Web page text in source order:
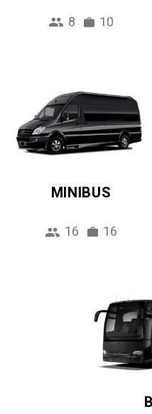
8 10
MINIBUS
16 16